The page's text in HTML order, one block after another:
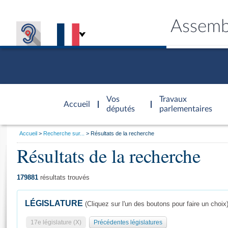
Accueil
d'accueil
Vos
députés
Travaux
parlementaires
Général
Vous
Accueil Recherche sur... Résultats de la recherche
Résultats de la recherche
179881 résultats trouvés
LÉGISLATURE (Cliquez sur l'un des boutons pour faire un choix)
17e législature (X) Précédentes législatures